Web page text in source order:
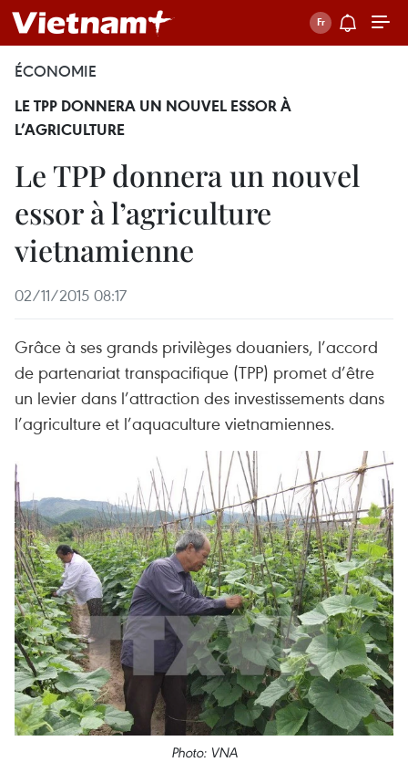
ÉCONOMIE
LE TPP DONNERA UN NOUVEL ESSOR À
L’AGRICULTURE
Le TPP donnera un nouvel
essor à l’agriculture
vietnamienne
02/11/2015 08:17
Grâce à ses grands privilèges douaniers, l’accord
de partenariat transpacifique (TPP) promet d’être
un levier dans l’attraction des investissements dans
l’agriculture et l’aquaculture vietnamiennes.
Photo: VNA